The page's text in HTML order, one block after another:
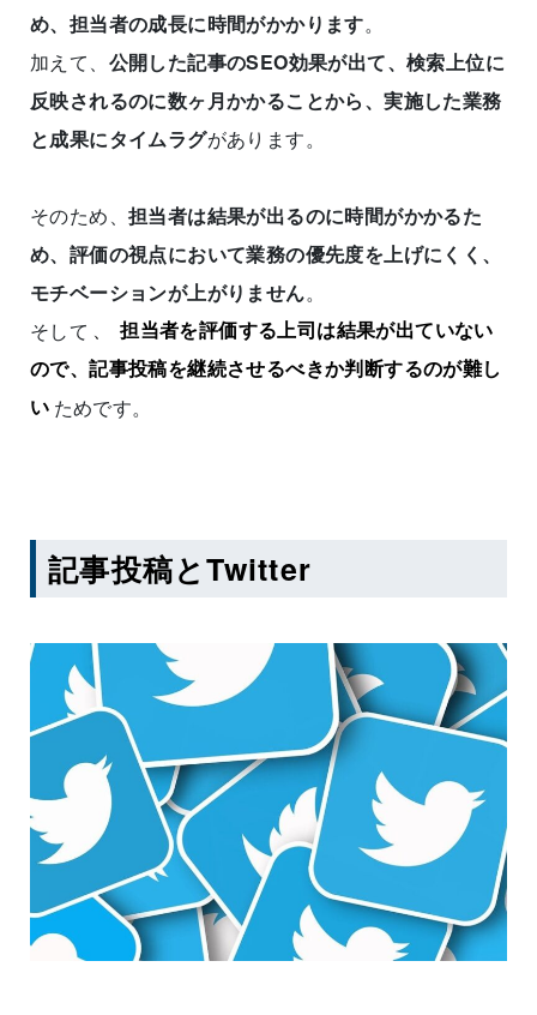
め、担当者の成長に時間がかかります。
加えて、 公開した記事のSEO効果が出て、検索上位に
反映されるのに数ヶ月かかることから、実施した業務
と成果にタイムラグがあります。
そのため、 担当者は結果が出るのに時間がかかるた
め、評価の視点において業務の優先度を上げにくく、
モチベーションが上がりません。
そして 、
担当者を評価する上司は結果が出ていない
ので、記事投稿を継続させるべきか判断するのが難し
い ためです。
記事投稿とTwitter